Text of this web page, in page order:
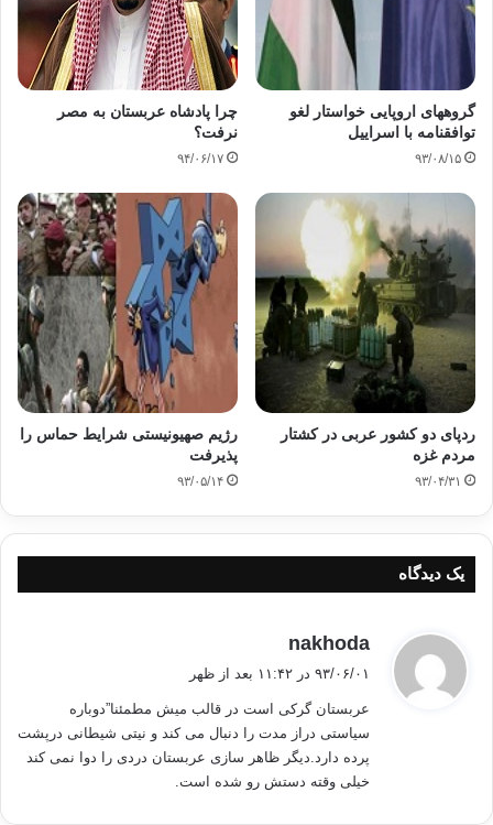
گروههای اروپایی خواستار لغو
توافقنامه با اسراییل
۹۳/۰۸/۱۵
چرا پادشاه عربستان به مصر
نرفت؟
۹۴/۰۶/۱۷
ردپای دو کشور عربی در کشتار
مردم غزه
۹۳/۰۴/۳۱
رژیم صهیونیستی شرایط حماس را
پذیرفت
۹۳/۰۵/۱۴
یک دیدگاه
nakhoda
:
۹۳/۰۶/۰۱ در ۱۱:۴۲ بعد از ظهر
عربستان گرکی است در قالب میش مطمئنا”دوباره
سیاستی دراز مدت را دنبال می کند و نیتی شیطانی درپشت
پرده دارد.دیگر ظاهر سازی عربستان دردی را دوا نمی کند
خیلی وقته دستش رو شده است.